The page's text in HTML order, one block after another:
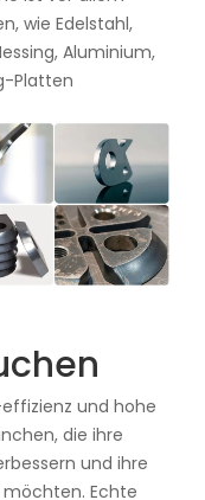
wie Edelstahl,
Aluminium,
Platten
und hohe
die ihre
und ihre
Echte